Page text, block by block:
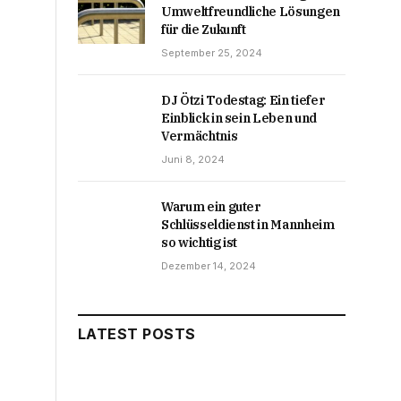
Umweltfreundliche Lösungen
für die Zukunft
September 25, 2024
DJ Ötzi Todestag: Ein tiefer
Einblick in sein Leben und
Vermächtnis
Juni 8, 2024
Warum ein guter
Schlüsseldienst in Mannheim
so wichtig ist
Dezember 14, 2024
LATEST POSTS